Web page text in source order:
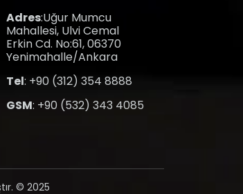
Adres:Uğur Mumcu
Mahallesi, Ulvi Cemal
Erkin Cd. No:61, 06370
Yenimahalle/Ankara
Tel: +90 (312) 354 8888
GSM: +90 (532) 343 4085
© 2025